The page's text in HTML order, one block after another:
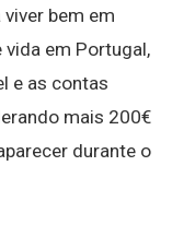
bem em
em Portugal,
e as contas
mais 200€
durante o